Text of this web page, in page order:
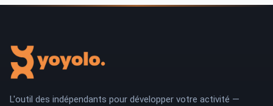
L'outil des indépendants pour développer votre activité —